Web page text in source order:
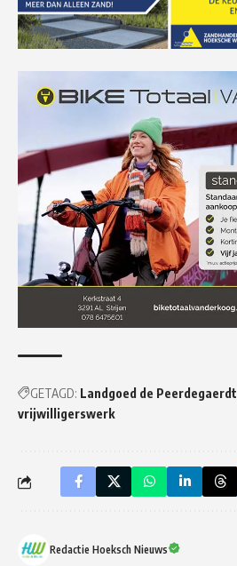
GETAGD: Landgoed de Peerdegaerdt
vrijwilligerswerk
Redactie Hoeksch Nieuws